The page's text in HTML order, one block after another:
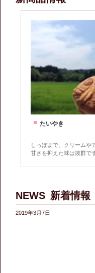
たいやき
しっぽまで、クリームや
甘さを抑えた味は抜群で
NEWS 新着情報
2019年3月7日